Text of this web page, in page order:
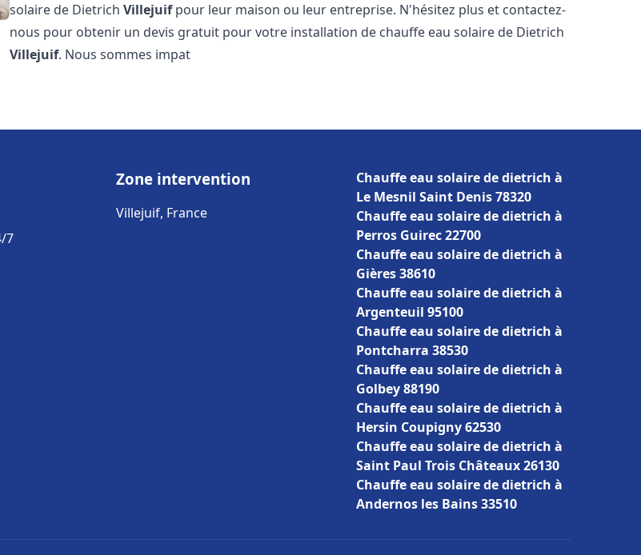
solaire de DietrichVillejuifpour leur maison ou leur entreprise. N'hésitez plus et contactez-
nous pour obtenir un devis gratuit pour votre installation de chauffe eau solaire de Dietrich
Villejuif. Nous sommes impat
7
Zone intervention
Villejuif, France
Chauffe eau solaire de dietrich à
Le Mesnil Saint Denis 78320
Chauffe eau solaire de dietrich à
Perros Guirec 22700
Chauffe eau solaire de dietrich à
Gières 38610
Chauffe eau solaire de dietrich à
Argenteuil 95100
Chauffe eau solaire de dietrich à
Pontcharra 38530
Chauffe eau solaire de dietrich à
Golbey 88190
Chauffe eau solaire de dietrich à
Hersin Coupigny 62530
Chauffe eau solaire de dietrich à
Saint Paul Trois Châteaux 26130
Chauffe eau solaire de dietrich à
Andernos les Bains 33510